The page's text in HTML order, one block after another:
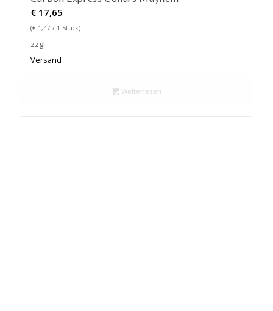
€17,65
(€1,47 / 1 Stück)
zzgl.
Versand
Weiterlesen